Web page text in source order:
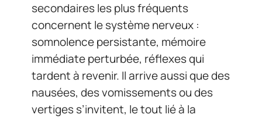
secondaires les plus fréquents
concernent le système nerveux :
somnolence persistante, mémoire
immédiate perturbée, réflexes qui
tardent à revenir. Il arrive aussi que des
nausées, des vomissements ou des
vertiges s’invitent, le tout lié à la